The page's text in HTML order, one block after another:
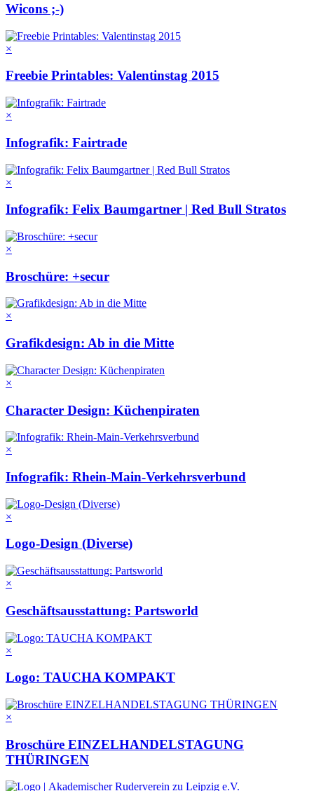
Wicons ;-)
×
Freebie Printables: Valentinstag 2015
×
Infografik: Fairtrade
×
Infografik: Felix Baumgartner | Red Bull Stratos
×
Broschüre: +secur
×
Grafikdesign: Ab in die Mitte
×
Character Design: Küchenpiraten
×
Infografik: Rhein-Main-Verkehrsverbund
×
Logo-Design (Diverse)
×
Geschäftsausstattung: Partsworld
×
Logo: TAUCHA KOMPAKT
×
Broschüre EINZELHANDELSTAGUNG
THÜRINGEN